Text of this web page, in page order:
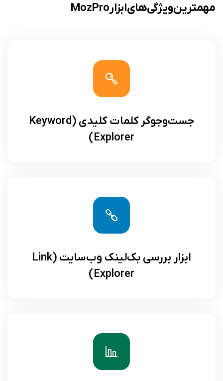
مهمترین ویژگی های ابزار Moz Pro
جست‌وجوگر کلمات کلیدی (Keyword
Explorer)
ابزار بررسی بک‌لینک وب‌سایت (Link
Explorer)